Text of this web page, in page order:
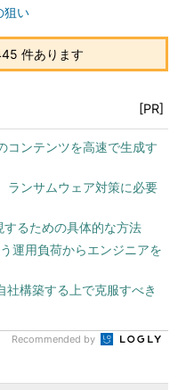
狙い
件あります
[PR]
コンテンツを高速で生成す
ランサムウェア対策に必要
するための具体的な方法
運用負荷からエンジニアを
社構築する上で克服すべき
Recommended by